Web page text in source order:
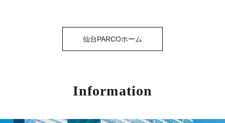
仙台PARCOホーム
Information